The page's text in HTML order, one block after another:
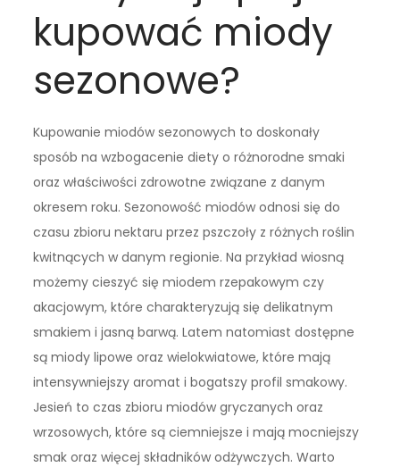
kupować miody
sezonowe?
Kupowanie miodów sezonowych to doskonały
sposób na wzbogacenie diety o różnorodne smaki
oraz właściwości zdrowotne związane z danym
okresem roku. Sezonowość miodów odnosi się do
czasu zbioru nektaru przez pszczoły z różnych roślin
kwitnących w danym regionie. Na przykład wiosną
możemy cieszyć się miodem rzepakowym czy
akacjowym, które charakteryzują się delikatnym
smakiem i jasną barwą. Latem natomiast dostępne
są miody lipowe oraz wielokwiatowe, które mają
intensywniejszy aromat i bogatszy profil smakowy.
Jesień to czas zbioru miodów gryczanych oraz
wrzosowych, które są ciemniejsze i mają mocniejszy
smak oraz więcej składników odżywczych. Warto